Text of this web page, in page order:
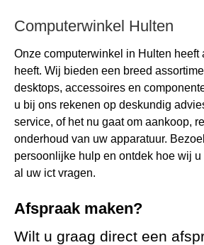
Computerwinkel Hulten
Onze computerwinkel in Hulten heeft
heeft. Wij bieden een breed
desktops, accessoires en
u bij ons rekenen op deskundig
service, of het nu gaat om aankoop,
onderhoud van uw apparatuur.
persoonlijke hulp en ontdek hoe wij
al uw ict vragen.
Afspraak maken?
Wilt u graag direct een